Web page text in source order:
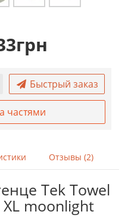
Быстрый заказ
частями
Отзывы (2)
Tek Towel
moonlight